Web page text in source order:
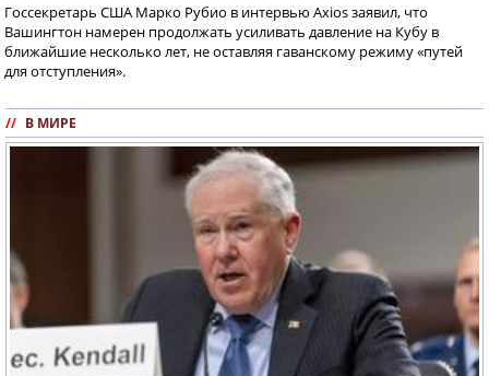
Госсекретарь США Марко Рубио в интервью Axios заявил, что
Вашингтон намерен продолжать усиливать давление на Кубу в
ближайшие несколько лет, не оставляя гаванскому режиму «путей
для отступления».
// В МИРЕ